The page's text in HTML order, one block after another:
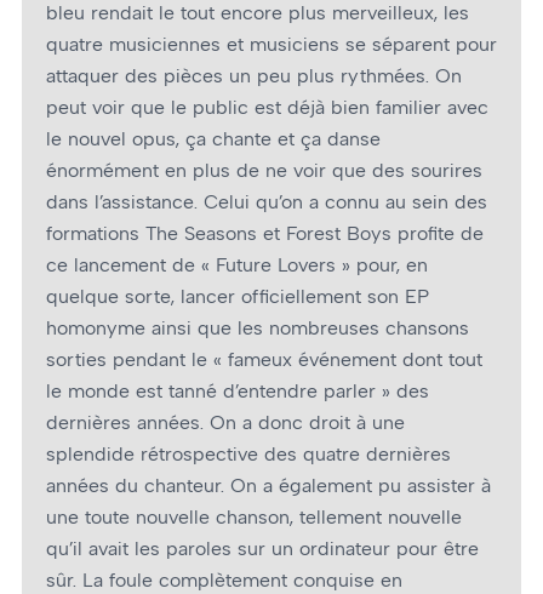
bleu rendait le tout encore plus merveilleux, les
quatre musiciennes et musiciens se séparent pour
attaquer des pièces un peu plus rythmées. On
peut voir que le public est déjà bien familier avec
le nouvel opus, ça chante et ça danse
énormément en plus de ne voir que des sourires
dans l’assistance. Celui qu’on a connu au sein des
formations The Seasons et Forest Boys profite de
ce lancement de « Future Lovers » pour, en
quelque sorte, lancer officiellement son EP
homonyme ainsi que les nombreuses chansons
sorties pendant le « fameux événement dont tout
le monde est tanné d’entendre parler » des
dernières années. On a donc droit à une
splendide rétrospective des quatre dernières
années du chanteur. On a également pu assister à
une toute nouvelle chanson, tellement nouvelle
qu’il avait les paroles sur un ordinateur pour être
sûr. La foule complètement conquise en